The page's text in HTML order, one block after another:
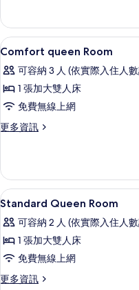
大
雙
人
床,
非
吸
煙
bed
on
request)
的
所
有
相
客
房,
1
特
大
人
床,
非
房
(Extra
bed
on
request)
的
詳
情
顯
示
Comfort
queen
Room
的
相
片
13
Comfort queen Room
可容納 3 人 (依實際入住人
1 張加大雙人床
免費無線上網
更多資訊
更
Room
的
詳
顯
示
Standard
Queen
Room
的
7
Standard Queen Room
可容納 2 人 (依實際入住人
1 張加大雙人床
免費無線上網
更多資訊
更